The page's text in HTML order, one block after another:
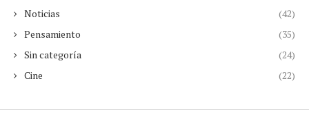
Noticias
(42)
Pensamiento
(35)
Sin categoría
(24)
Cine
(22)